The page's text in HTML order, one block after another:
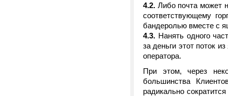
4.2. Либо почта может
соответствующему
бандеролью вместе с
4.3. Нанять одного
за деньги этот поток
оператора.
При этом, через
большинства
радикально